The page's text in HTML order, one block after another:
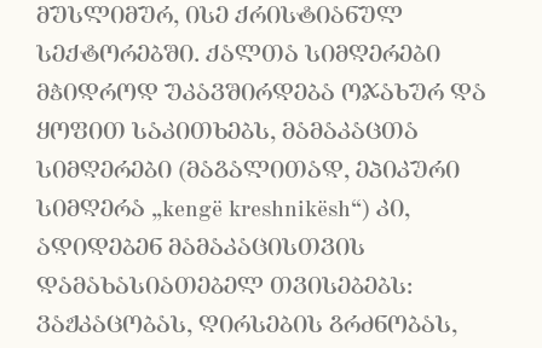
მუსლიმურ, ისე ქრისტიანულ
სექტორებში. ქალთა სიმღერები
მჭიდროდ უკავშირდება ოჯახურ და
ყოფით საკითხებს, მამაკაცთა
სიმღერები (მაგალითად, ეპიკური
სიმღერა „kengë kreshnikësh“) კი,
ადიდებენ მამაკაცისთვის
დამახასიათებელ თვისებებს:
ვაჟკაცობას, ღირსების გრძნობას,